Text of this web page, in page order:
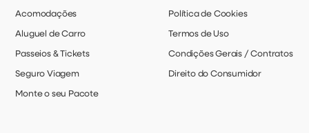
Acomodações
Aluguel de Carro
Passeios & Tickets
Seguro Viagem
Monte o seu Pacote
Política de Cookies
Termos de Uso
Condições Gerais / Contratos
Direito do Consumidor